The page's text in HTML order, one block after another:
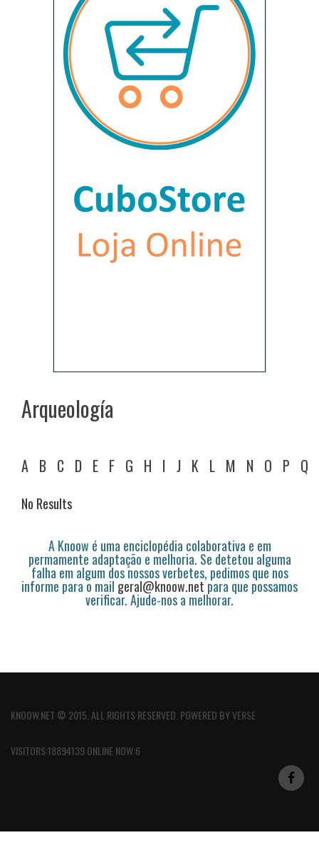
Arqueología
A B C D E F G H I J K L M N O P Q
No Results
A Knoow é uma enciclopédia colaborativa e em
permamente adaptação e melhoria. Se detetou alguma
falha em algum dos nossos verbetes, pedimos que nos
informe para o mail geral@knoow.netpara que possamos
verificar. Ajude-nos a melhorar.
KNOOW.NET © 2015. ALL RIGHTS RESERVED. POWERED BYVERSE
VISITORS:18894139 ONLINE NOW:6